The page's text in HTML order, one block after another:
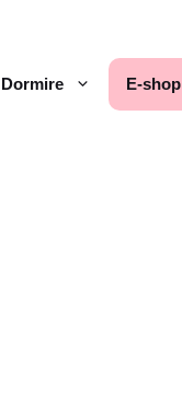
Dormire E-shop